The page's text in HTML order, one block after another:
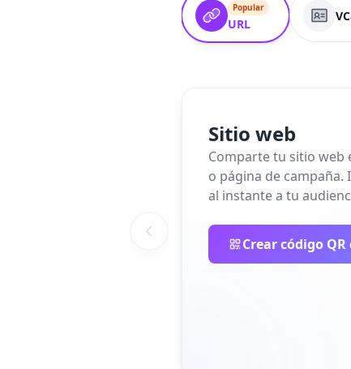
Popular
URL
Sitio web
Comparte tu sitio web
o página de campaña.
al instante a tu
Crear código